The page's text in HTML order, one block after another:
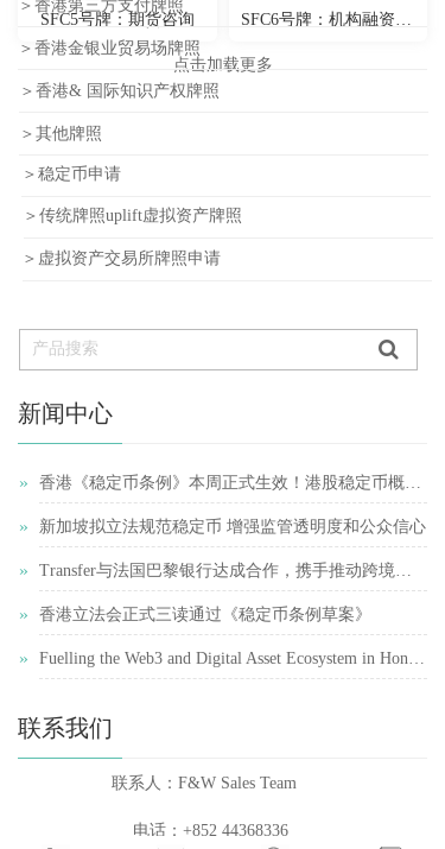
SFC5号牌：期货咨询 SFC6号牌：机构融资咨询
点击加载更多
＞香港第三方支付牌照
＞香港金银业贸易场牌照
＞香港& 国际知识产权牌照
＞其他牌照
＞稳定币申请
＞传统牌照uplift虚拟资产牌照
＞虚拟资产交易所牌照申请
新闻中心
香港《稳定币条例》本周正式生效！港股稳定币概念股再受追捧
新加坡拟立法规范稳定币 增强监管透明度和公众信心
Transfer与法国巴黎银行达成合作，携手推动跨境支付简化
香港立法会正式三读通过《稳定币条例草案》
Fuelling the Web3 and Digital Asset Ecosystem in Hong Kong
»
»
»
»
»
联系我们
联系人：F&W Sales Team
电话：+852 44368336